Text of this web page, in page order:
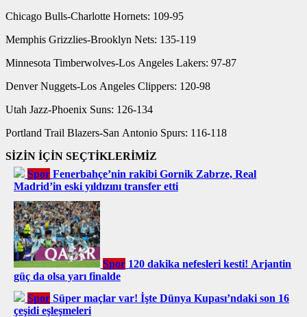
Chicago Bulls-Charlotte Hornets: 109-95
Memphis Grizzlies-Brooklyn Nets: 135-119
Minnesota Timberwolves-Los Angeles Lakers: 97-87
Denver Nuggets-Los Angeles Clippers: 120-98
Utah Jazz-Phoenix Suns: 126-134
Portland Trail Blazers-San Antonio Spurs: 116-118
SİZİN İÇİN SEÇTİKLERİMİZ
Spor Fenerbahçe’nin rakibi Gornik Zabrze, Real
Madrid’in eski yıldızını transfer etti
Spor 120 dakika nefesleri kesti! Arjantin
güç da olsa yarı finalde
Spor Süper maçlar var! İşte Dünya Kupası’ndaki son 16
çeşidi eşleşmeleri